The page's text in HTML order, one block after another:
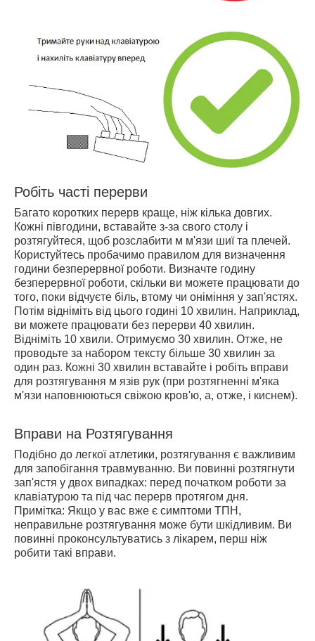
Робіть часті перерви
Багато коротких перерв краще, ніж кілька довгих.
Кожні півгодини, вставайте з-за свого столу і
розтягуйтеся, щоб розслабити м м'язи шиї та плечей.
Користуйтесь пробачимо правилом для визначення
години безперервної роботи. Визначте годину
безперервної роботи, скільки ви можете працювати до
того, поки відчуєте біль, втому чи оніміння у зап'ястях.
Потім відніміть від цього годині 10 хвилин. Наприклад,
ви можете працювати без перерви 40 хвилин.
Відніміть 10 хвили. Отримуємо 30 хвилин. Отже, не
проводьте за набором тексту більше 30 хвилин за
один раз. Кожні 30 хвилин вставайте і робіть вправи
для розтягування м язів рук (при розтягненні м'яка
м'язи наповнюються свіжою кров'ю, а, отже, і киснем).
Вправи на Розтягування
Подібно до легкої атлетики, розтягування є важливим
для запобігання травмуванню. Ви повинні розтягнути
зап'ястя у двох випадках: перед початком роботи за
клавіатурою та під час перерв протягом дня.
Примітка: Якщо у вас вже є симптоми ТПН,
неправильне розтягування може бути шкідливим. Ви
повинні проконсультуватись з лікарем, перш ніж
робити такі вправи.